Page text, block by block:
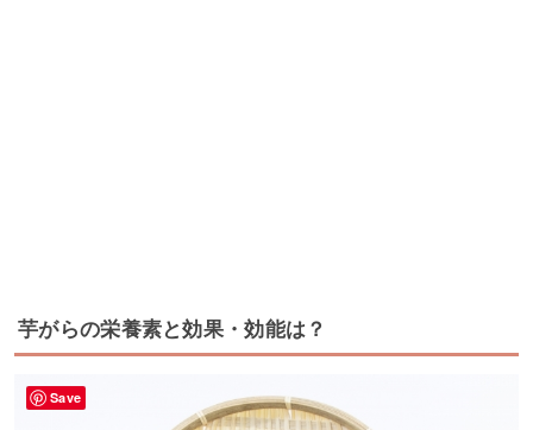
芋がらの栄養素と効果・効能は？
Save